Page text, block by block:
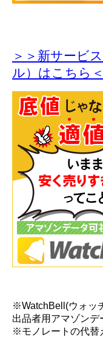
＞＞新サービ
ル）はこちら
※WatchBell(ウォッ
出品者用アマゾンデ
※モノレートの代替